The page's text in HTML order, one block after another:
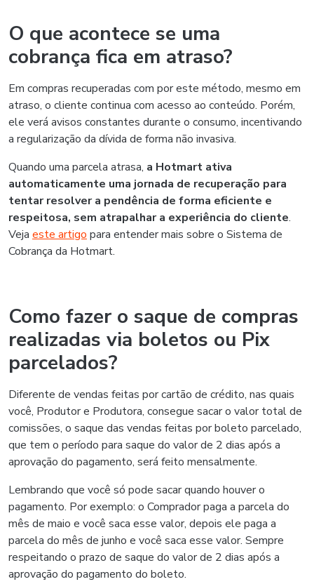
O que acontece se uma
cobrança fica em atraso?
Em compras recuperadas com por este método, mesmo em
atraso, o cliente continua com acesso ao conteúdo. Porém,
ele verá avisos constantes durante o consumo, incentivando
a regularização da dívida de forma não invasiva.
Quando uma parcela atrasa, a Hotmart ativa
automaticamente uma jornada de recuperação para
tentar resolver a pendência de forma eficiente e
respeitosa, sem atrapalhar a experiência do cliente.
Veja este artigo para entender mais sobre o Sistema de
Cobrança da Hotmart.
Como fazer o saque de compras
realizadas via boletos ou Pix
parcelados?
Diferente de vendas feitas por cartão de crédito, nas quais
você, Produtor e Produtora, consegue sacar o valor total de
comissões, o saque das vendas feitas por boleto parcelado,
que tem o período para saque do valor de 2 dias após a
aprovação do pagamento, será feito mensalmente.
Lembrando que você só pode sacar quando houver o
pagamento. Por exemplo: o Comprador paga a parcela do
mês de maio e você saca esse valor, depois ele paga a
parcela do mês de junho e você saca esse valor. Sempre
respeitando o prazo de saque do valor de 2 dias após a
aprovação do pagamento do boleto.